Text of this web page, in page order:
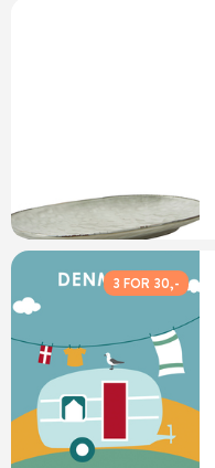
3 FOR 30,-